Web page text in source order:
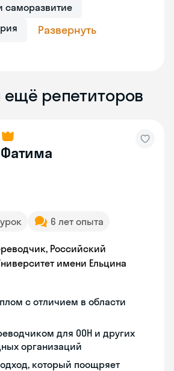
саморазвитие
Развернуть
репетиторов
Фатима
6 лет опыта
Российский
имени Ельцина
с отличием в области
для ООН и других
организаций
который поощряет